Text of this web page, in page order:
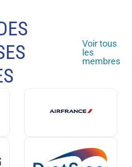
Voir tous
les
membres